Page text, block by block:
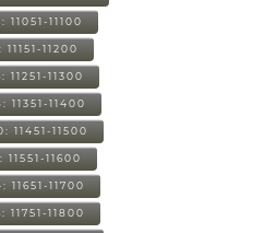
11051-11100
11151-11200
11251-11300
11351-11400
11451-11500
11551-11600
11651-11700
11751-11800